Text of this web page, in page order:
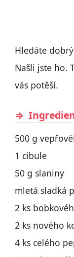
Hledáte
Našli jste ho.
vás potěší.
500 g
1 cibule
50 g slaniny
mletá sladká
2 ks
2 ks nového
4 ks celého